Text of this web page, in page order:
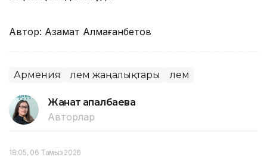
Автор: Азамат Алмағанбетов
Армения Әлем жаңалықтары Әлем
Жанат Қапалбаева
Авторлар
18:05, 06 Тамыз 2026